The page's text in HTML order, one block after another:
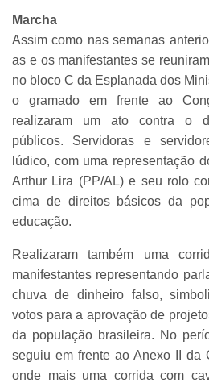
Marcha
Assim como nas semanas
as e os manifestantes se
no bloco C da Esplanada dos
o gramado em frente ao
realizaram um ato contra o
públicos. Servidoras e
lúdico, com uma representação
Arthur Lira (PP/AL) e seu rolo
cima de direitos básicos da
educação.
Realizaram também uma
manifestantes representando
chuva de dinheiro falso,
votos para a aprovação de
da população brasileira. No
seguiu em frente ao Anexo II da
onde mais uma corrida com